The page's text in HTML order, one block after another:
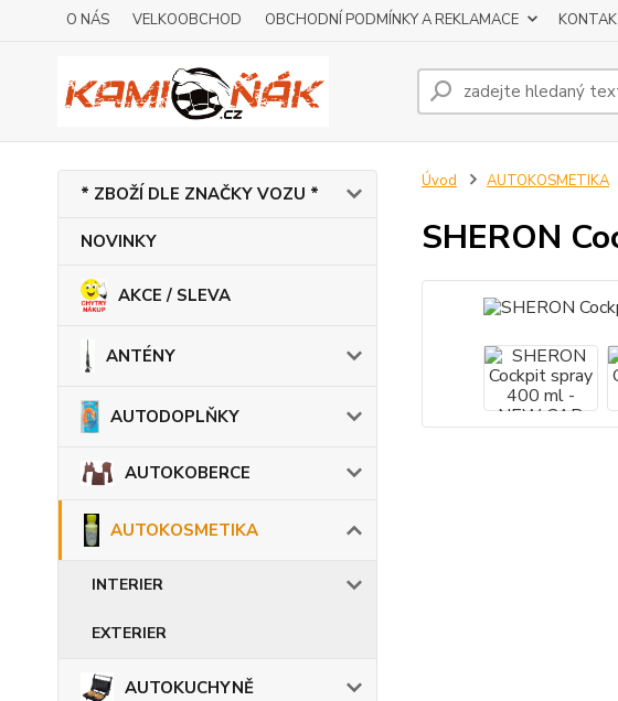
O NÁS VELKOOBCHOD OBCHODNÍ PODMÍNKY A REKLAMACE
* ZBOŽÍ DLE ZNAČKY VOZU *
NOVINKY
AKCE / SLEVA
ANTÉNY
AUTODOPLŇKY
AUTOKOBERCE
AUTOKOSMETIKA
INTERIER
EXTERIER
AUTOKUCHYNĚ
Úvod AUTOKOSMETIKA
SHERON